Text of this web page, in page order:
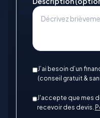
J’ai besoin d’un
(conseil gratuit &
J'accepte que mes
recevoir des devis.